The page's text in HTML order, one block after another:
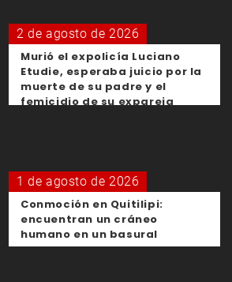
2 de agosto de 2026
Murió el expolicía Luciano
Etudie, esperaba juicio por la
muerte de su padre y el
femicidio de su expareja
1 de agosto de 2026
Conmoción en Quitilipi:
encuentran un cráneo
humano en un basural